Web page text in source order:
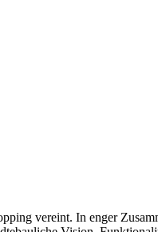
vereint. In enger